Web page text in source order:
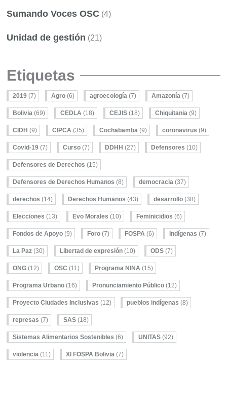
Sumando Voces OSC (4)
Unidad de gestión (21)
Etiquetas
2019 (7) Agro (6) agroecología (7) Amazonía (7)
Bolivia (69) CEDLA (18) CEJIS (18) Chiquitania (9)
CIDH (9) CIPCA (35) Cochabamba (9) coronavirus (9)
Covid-19 (7) Curso (7) DDHH (27) Defensores (10)
Defensores de Derechos (15)
Defensores de Derechos Humanos (8) democracia (37)
derechos (14) Derechos Humanos (43) desarrollo (38)
Elecciones (13) Evo Morales (10) Feminicidios (6)
Fondos de Apoyo (9) Foro (7) FOSPA (6) Indígenas (7)
La Paz (30) Libertad de expresión (10) ODS (7)
ONG (12) OSC (11) Programa NINA (15)
Programa Urbano (16) Pronunciamiento Público (12)
Proyecto Ciudades Inclusivas (12) pueblos indígenas (8)
represas (7) SAS (18)
Sistemas Alimentarios Sostenibles (6) UNITAS (92)
violencia (11) XI FOSPA Bolivia (7)